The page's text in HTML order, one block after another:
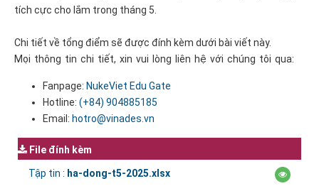
tích cực cho lắm trong tháng 5.
Chi tiết về tổng điểm sẽ được đính kèm dưới bài viết này.
Mọi thông tin chi tiết, xin vui lòng liên hệ với chúng tôi qua:
Fanpage: NukeViet Edu Gate
Hotline: (+84) 904885185
Email: hotro@vinades.vn
File đính kèm
Tập tin : ha-dong-t5-2025.xlsx